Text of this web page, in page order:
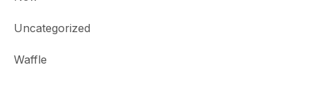
Uncategorized
Waffle